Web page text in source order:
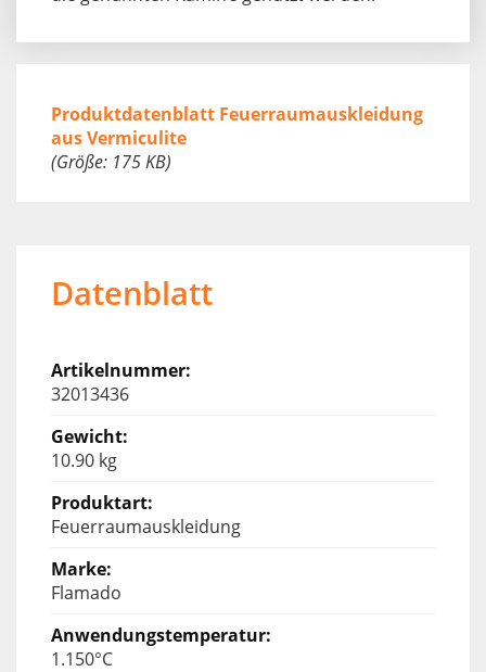
Produktdatenblatt Feuerraumauskleidung
aus Vermiculite
(Größe: 175 KB)
Datenblatt
32013436
10.90 kg
Feuerraumauskleidung
Flamado
1.150°C